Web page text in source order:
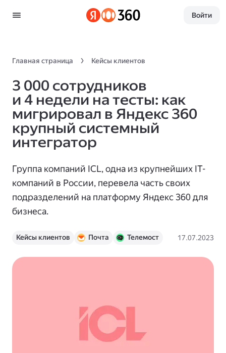
Войти
Главная страница Кейсы клиентов
3 000 сотрудников
и 4 недели на тесты: как
мигрировал в Яндекс 360
крупный системный
интегратор
Группа компаний ICL, одна из крупнейших IT-
компаний в России, перевела часть своих
подразделений на платформу Яндекс 360 для
бизнеса.
Кейсы клиентов Почта
Телемост
17.07.2023